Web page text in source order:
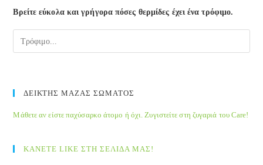
Βρείτε εύκολα και γρήγορα πόσες θερμίδες έχει ένα τρόφιμο.
ΔΕΙΚΤΗΣ ΜΑΖΑΣ ΣΩΜΑΤΟΣ
Μάθετε αν είστε παχύσαρκο άτομο ή όχι. Ζυγιστείτε στη ζυγαριά του Care!
ΚΑΝΕΤΕ LIKE ΣΤΗ ΣΕΛΙΔΑ ΜΑΣ!